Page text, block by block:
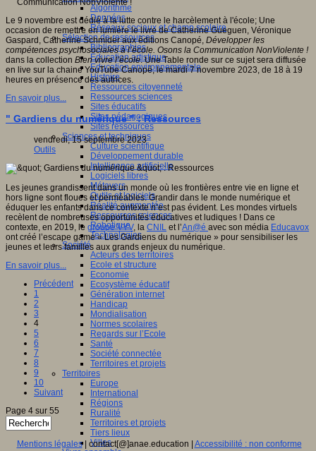
Algorithme
Données
Réseaux sociaux et champ scolaire
Sélection de ressources
Bibliographies
Education artistique
Education environnementale
Histoire
Ressources citoyenneté
Ressources sciences
Sites éducatifs
Sites pédagogiques
Sites ressources
Sciences et techniques
Culture scientifique
Développement durable
Intelligence artificielle
Logiciels libres
Métavers
Outils et logiciels
Réalité augmentée
Ressources sciences
Robotique
Technologies
Société
Acteurs des territoires
Ecole et structure
Economie
Ecosystème éducatif
Génération internet
Handicap
Mondialisation
Normes scolaires
Regards sur l’Ecole
Santé
Société connectée
Territoires et projets
Territoires
Europe
International
Régions
Ruralité
Territoires et projets
Tiers lieux
Villes
Le 9 novembre est dédié à la lutte contre le harcèlement à l'école; Une
occasion de remettre en lumière le livre de Catherine Gueguen, Véronique
Gaspard, Catherine Schmider aux éditions Canopé, Développer les
compétences psychosociales à l’école. Osons la Communication NonViolente !
dans la collection Bien vivre l’école. Une Table ronde sur ce sujet sera diffusée
en live sur la chaine YouTube Canopé, le mardi 7 novembre 2023, de 18 à 19
heures en présence des autrices.
En savoir plus...
" Gardiens du numérique " : Ressources
vendredi, 15 septembre 2023
Outils
Les jeunes grandissent dans un monde où les frontières entre vie en ligne et
hors ligne sont floues et perméables. Grandir dans le monde numérique et
éduquer les enfants dans ce contexte n’est pas évident. Les mondes virtuels
recèlent de nombreuses opportunités éducatives et ludiques ! Dans ce
contexte, en 2019, le groupe VYV, la CNIL et l’An@é avec son média Educavox
ont créé l’escape game « Les Gardiens du numérique » pour sensibiliser les
jeunes et leurs familles aux grands enjeux du numérique.
En savoir plus...
Précédent
1
2
3
4
5
6
7
8
9
10
Suivant
Page 4 sur 55
Mentions légales| contact[@]anae.education | Accessibilité : non conforme